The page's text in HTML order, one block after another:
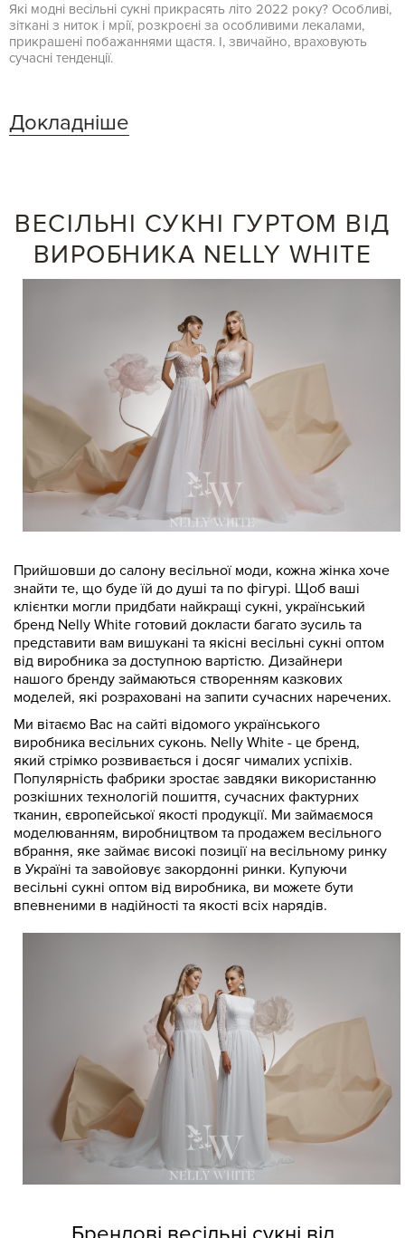
Які модні весільні сукні прикрасять літо 2022 року? Особливі,
зіткані з ниток і мрії, розкроєні за особливими лекалами,
прикрашені побажаннями щастя. І, звичайно, враховують
сучасні тенденції.
Докладніше
ВЕСІЛЬНІ СУКНІ ГУРТОМ ВІД
ВИРОБНИКА NELLY WHITE
Прийшовши до салону весільної моди, кожна жінка хоче
знайти те, що буде їй до душі та по фігурі. Щоб ваші
клієнтки могли придбати найкращі сукні, український
бренд Nelly White готовий докласти багато зусиль та
представити вам вишукані та якісні весільні сукні оптом
від виробника за доступною вартістю. Дизайнери
нашого бренду займаються створенням казкових
моделей, які розраховані на запити сучасних наречених.
Ми вітаємо Вас на сайті відомого українського
виробника весільних суконь. Nelly White - це бренд,
який стрімко розвивається і досяг чималих успіхів.
Популярність фабрики зростає завдяки використанню
розкішних технологій пошиття, сучасних фактурних
тканин, європейської якості продукції. Ми займаємося
моделюванням, виробництвом та продажем весільного
вбрання, яке займає високі позиції на весільному ринку
в Україні та завойовує закордонні ринки. Купуючи
весільні сукні оптом від виробника, ви можете бути
впевненими в надійності та якості всіх нарядів.